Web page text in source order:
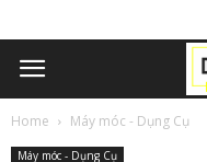
Home Máy móc - Dụng Cụ
Máy móc - Dụng Cụ